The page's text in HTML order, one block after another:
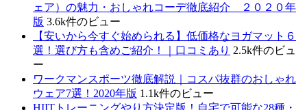
ェア）の魅力・おしゃれコーデ徹底紹介 ２０２０年
版 3.6k件のビュー
【安いから今すぐ始められる】低価格なヨガマット６
選！選び方も含めご紹介！｜口コミあり 2.5k件のビュ
ー
ワークマンスポーツ徹底解説｜コスパ抜群のおしゃれ
ウェア7選！2020年版 1.1k件のビュー